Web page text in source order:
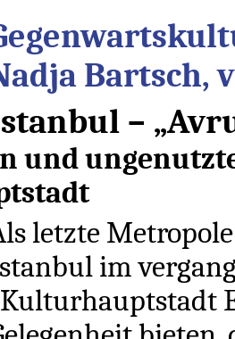
Bartsch,
–
und
letzte
im